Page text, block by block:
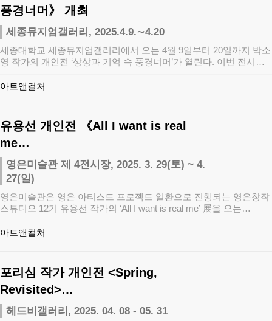
풍경너머》 개최
세종뮤지엄갤러리, 2025.4.9.∼4.20
세종대학교 세종뮤지엄갤러리에서 오는 4월 9일부터 20일까지 박소
영 작가의 개인전 ‘상상과 기억 속 풍경너머’가 열린다. 이번 전시는
아트앤컬처
유용선 개인전 《All I want is real
me…
영은미술관 제 4전시장, 2025. 3. 29(토) ~ 4.
27(일)
영은미술관은 영은 아티스트 프로젝트 일환으로 진행되는 영은창작
스튜디오 12기 유용선 작가의 ‘All I want is real me’ 展을 오는…
아트앤컬처
포리심 작가 개인전 <Spring,
Revisited>…
헤드비갤러리, 2025. 04. 08 - 05. 31